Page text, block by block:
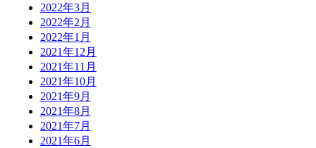
2022年3月
2022年2月
2022年1月
2021年12月
2021年11月
2021年10月
2021年9月
2021年8月
2021年7月
2021年6月